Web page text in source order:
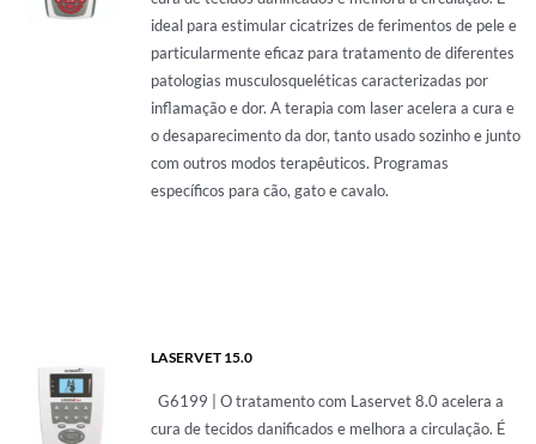
ACESSÓRIOS
ideal para estimular cicatrizes de ferimentos de pele e
particularmente eficaz para tratamento de diferentes
patologias musculosqueléticas caracterizadas por
inflamação e dor. A terapia com laser acelera a cura e
o desaparecimento da dor, tanto usado sozinho e junto
com outros modos terapêuticos. Programas
específicos para cão, gato e cavalo.
LASERVET 15.0
G6199 | O tratamento com Laservet 8.0 acelera a
cura de tecidos danificados e melhora a circulação. É